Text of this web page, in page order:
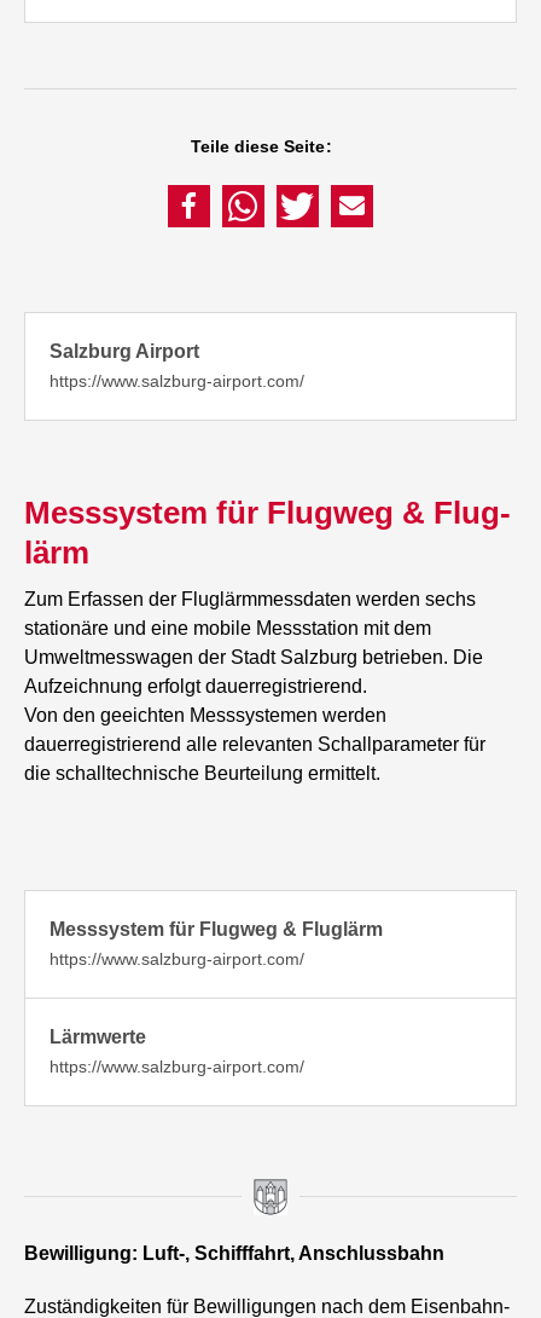
Teile diese Seite:
Salzburg Airport
https://www.salzburg-airport.com/
Mess­sys­tem für Flug­weg & Flug­
lärm
Zum Erfassen der Fluglärmmessdaten werden sechs
stationäre und eine mobile Messstation mit dem
Umweltmesswagen der Stadt Salzburg betrieben. Die
Aufzeichnung erfolgt dauerregistrierend.
Von den geeichten Messsystemen werden
dauerregistrierend alle relevanten Schallparameter für
die schalltechnische Beurteilung ermittelt.
Mess­sys­tem für Flug­weg & Flug­lärm
https://www.salzburg-airport.com/
Lärmwerte
https://www.salzburg-airport.com/
Bewilligung: Luft-, Schifffahrt, Anschlussbahn
Zuständigkeiten für Bewilligungen nach dem Eisenbahn-